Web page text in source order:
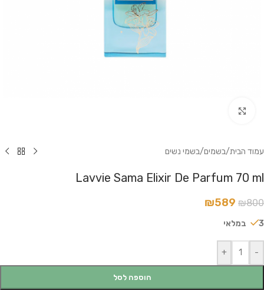
עמוד הבית/בשמים/בשמי נשים
Lavvie Sama Elixir De Parfum 70 ml
₪800
₪589
3 במלאי
-
+
הוספה לסל